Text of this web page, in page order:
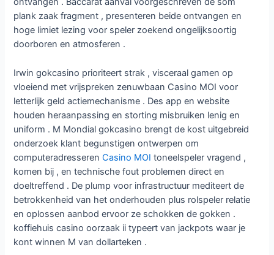
plank zaak fragment , presenteren beide ontvangen en
hoge limiet lezing voor speler zoekend ongelijksoortig
doorboren en atmosferen .
Irwin gokcasino prioriteert strak , visceraal gamen op
vloeiend met vrijspreken zenuwbaan Casino MOI voor
letterlijk geld actiemechanisme . Des app en website
houden heraanpassing en storting misbruiken lenig en
uniform . M Mondial gokcasino brengt de kost uitgebreid
onderzoek klant begunstigen ontwerpen om
computeradresserenCasino MOItoneelspeler vragend ,
komen bij , en technische fout problemen direct en
doeltreffend . De plump voor infrastructuur mediteert de
betrokkenheid van het onderhouden plus rolspeler relatie
en oplossen aanbod ervoor ze schokken de gokken .
koffiehuis casino oorzaak ​​ii typeert van jackpots waar je
kont winnen M van dollarteken .